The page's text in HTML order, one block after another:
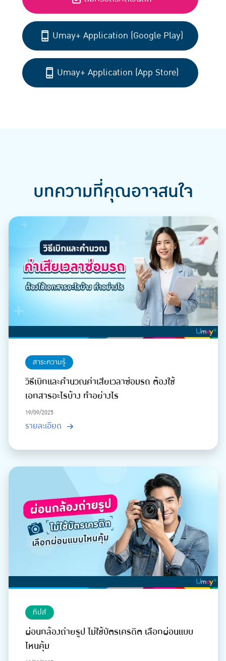
Umay+ Application (Google Play)
Umay+ Application (App Store)
บทความที่คุณอาจสนใจ
สาระความรู้
วิธีเบิกและคำนวณค่าเสียเวลาซ่อมรถ ต้องใช้
เอกสารอะไรบ้าง ทำอย่างไร
19/09/2025
รายละเอียด
ทิปส์
ผ่อนกล้องถ่ายรูป ไม่ใช้บัตรเครดิต เลือกผ่อนแบบ
ไหนคุ้ม